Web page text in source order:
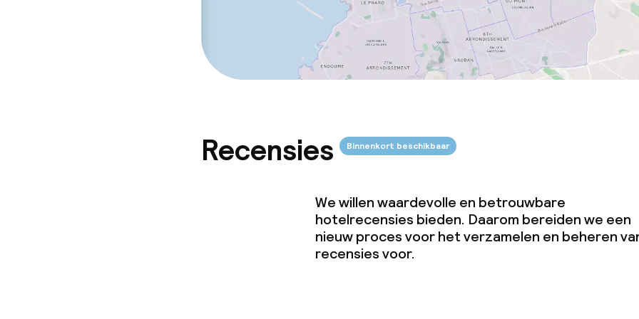
Recensies Binnenkort beschikbaar
We willen waardevolle en betrouwbare
hotelrecensies bieden. Daarom bereiden we een
nieuw proces voor het verzamelen en beheren
recensies voor.